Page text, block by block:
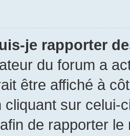
je rapporter
du forum a
être affiché à
cliquant sur
de rapporter le